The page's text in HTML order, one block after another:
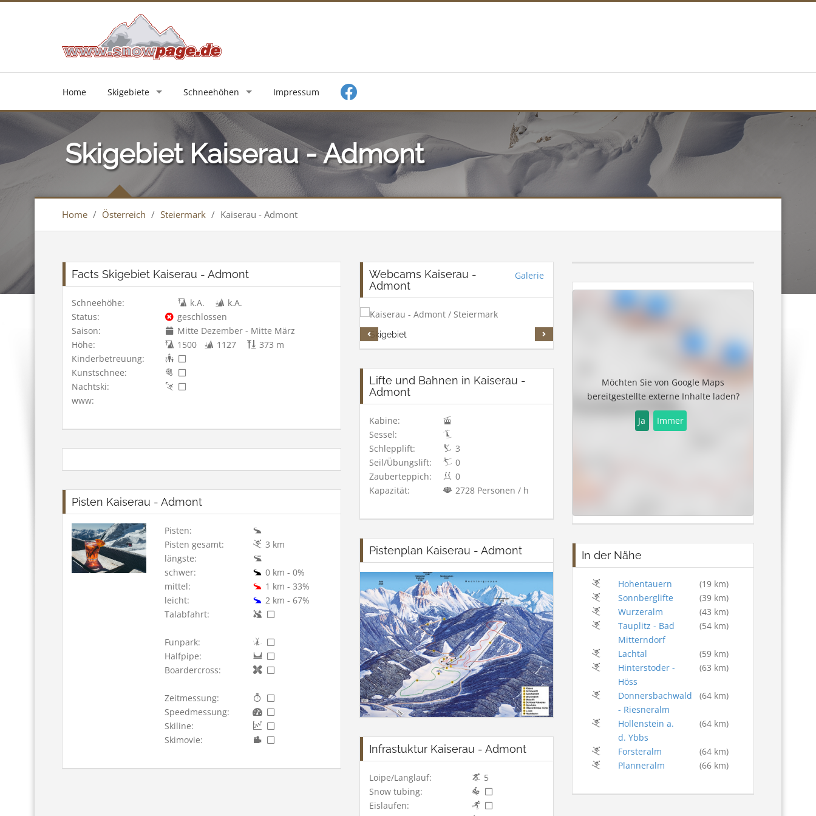
Home Skigebiete Schneehöhen Impressum
Skigebiet Kaiserau - Admont
Home / Österreich / Steiermark / Kaiserau - Admont
Facts Skigebiet Kaiserau - Admont
Schneehöhe: k.A.
k.A.
Status:
geschlossen
Saison:
Mitte Dezember - Mitte März
Höhe:
1500 1127
373 m
Kinderbetreuung:
Kunstschnee:
Nachtski:
www:
Pisten Kaiserau - Admont
Pisten:
Pisten gesamt:
3 km
längste:
schwer:
0 km - 0%
mittel:
1 km - 33%
leicht:
2 km - 67%
Talabfahrt:
Funpark:
Halfpipe:
Boardercross:
Zeitmessung:
Speedmessung:
Skiline:
Skimovie:
Webcams Kaiserau -
Admont
Galerie
Skigebiet
Lifte und Bahnen in Kaiserau -
Admont
Kabine:
Sessel:
Schlepplift:
3
Seil/Übungslift:
0
Zauberteppich:
0
Kapazität:
2728 Personen / h
Pistenplan Kaiserau - Admont
Infrastuktur Kaiserau - Admont
Loipe/Langlauf:
5
Snow tubing:
Eislaufen:
Möchten Sie von Google Maps
bereitgestellte externe Inhalte laden?
Ja Immer
In der Nähe
Hohentauern
(19 km)
Sonnberglifte
(39 km)
Wurzeralm
(43 km)
Tauplitz - Bad
Mitterndorf
(54 km)
Lachtal
(59 km)
Hinterstoder -
Höss
(63 km)
Donnersbachwald
- Riesneralm
(64 km)
Hollenstein a.
d. Ybbs
(64 km)
Forsteralm
(64 km)
Planneralm
(66 km)